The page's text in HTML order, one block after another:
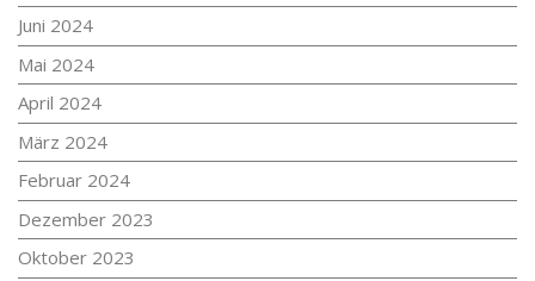
Juni 2024
Mai 2024
April 2024
März 2024
Februar 2024
Dezember 2023
Oktober 2023